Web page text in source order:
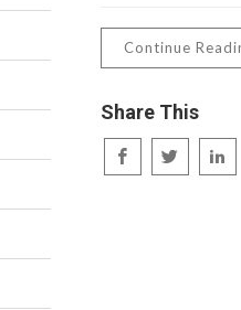
Continue
Share This